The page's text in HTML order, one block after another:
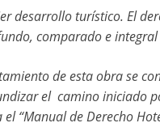
desarrollo turístico. El
comparado e
de esta obra se
el camino iniciado
“Manual de Derecho